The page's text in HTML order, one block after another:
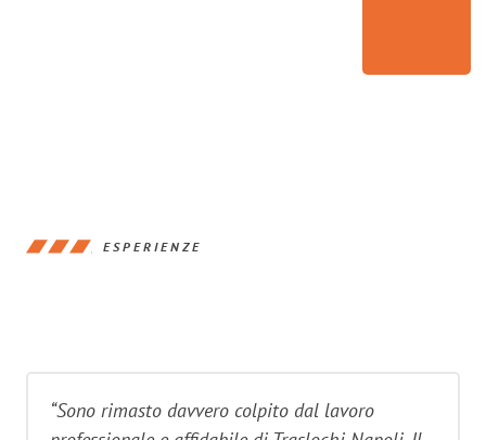
ESPERIENZE
“Sono rimasto davvero colpito dal lavoro